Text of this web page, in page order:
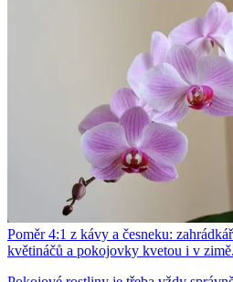
Poměr 4:1 z kávy a česneku:
květináčů a pokojovky kvetou i v